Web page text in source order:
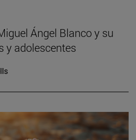
Ángel Blanco y su
y adolescentes